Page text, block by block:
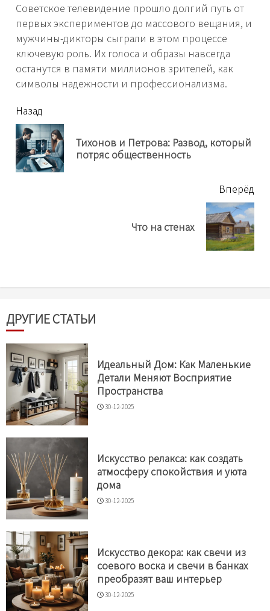
Советское телевидение прошло долгий путь от
первых экспериментов до массового вещания, и
мужчины-дикторы сыграли в этом процессе
ключевую роль. Их голоса и образы навсегда
останутся в памяти миллионов зрителей, как
символы надежности и профессионализма.
читать
еще
Назад
Тихонов и Петрова: Развод, который
потряс общественность
Вперёд
Что на стенах
ДРУГИЕ СТАТЬИ
Идеальный Дом: Как Маленькие
Детали Меняют Восприятие
Пространства
30-12-2025
Искусство релакса: как создать
атмосферу спокойствия и уюта
дома
30-12-2025
Искусство декора: как свечи из
соевого воска и свечи в банках
преобразят ваш интерьер
30-12-2025